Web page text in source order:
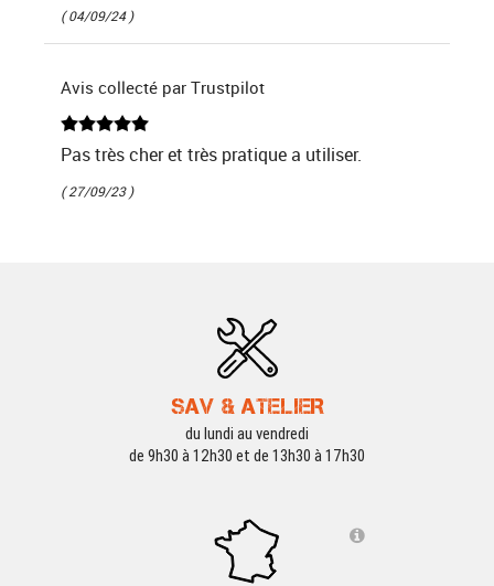
( 04/09/24 )
Avis collecté par Trustpilot
Pas très cher et très pratique a utiliser.
( 27/09/23 )
SAV & ATELIER
du lundi au vendredi
de 9h30 à 12h30 et de 13h30 à 17h30